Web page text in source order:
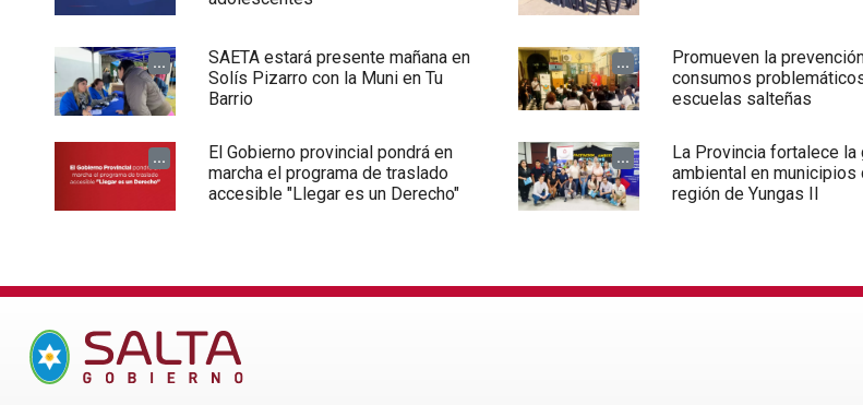
...
SAETA estará presente mañana en
Solís Pizarro con la Muni en Tu
Barrio
...
Promueven la
consumos
escuelas salteñas
...
El Gobierno provincial pondrá en
marcha el programa de traslado
accesible "Llegar es un Derecho"
...
La Provincia fortalece la
ambiental en municipios
región de Yungas II